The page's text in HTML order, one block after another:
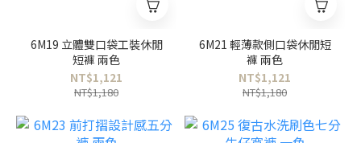
6M19 立體雙口袋工裝休閒
短褲 兩色
NT$1,121
NT$1,180
6M21 輕薄款側口袋休閒短
褲 兩色
NT$1,121
NT$1,180